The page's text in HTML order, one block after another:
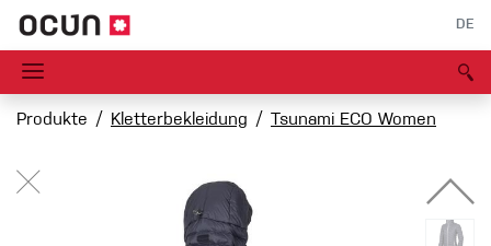
DE
Produkte Kletterbekleidung Tsunami ECO Women